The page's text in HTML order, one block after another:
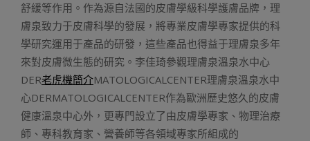
舒緩等作用。作為源自法國的皮膚學級科學護膚品牌，理
膚泉致力于皮膚科學的發展，將專業皮膚學專家提供的科
學研究運用于產品的研發，這些產品也得益于理膚泉多年
來對皮膚微生態的研究。李佳琦參觀理膚泉溫泉水中心
DER老虎機簡介MATOLOGICALCENTER理膚泉溫泉水中
心DERMATOLOGICALCENTER作為歐洲歷史悠久的皮膚
健康溫泉中心外，更專門設立了由皮膚學專家、物理治療
師、專科教育家、營養師等各領域專家所組成的